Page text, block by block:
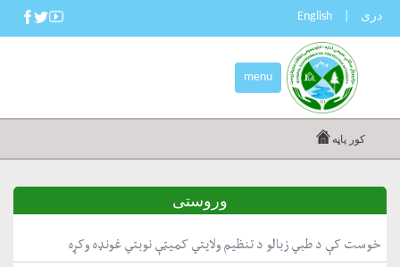
English دری
menu
کور پاڼه
وروستی
خوست کې د طبي زبالو د تنظیم ولایتي کمیټې نوبتي غونډه وکړه